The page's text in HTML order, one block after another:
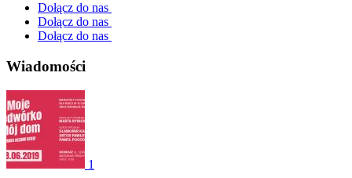
Dołącz do nas
Dołącz do nas
Dołącz do nas
Wiadomości
1